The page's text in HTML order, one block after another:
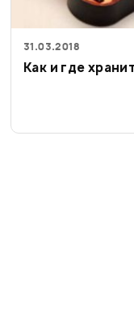
31.03.2018
Как и где